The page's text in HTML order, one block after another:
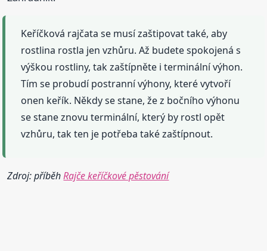
Keříčková rajčata se musí zaštipovat také, aby
rostlina rostla jen vzhůru. Až budete spokojená s
výškou rostliny, tak zaštípněte i terminální výhon.
Tím se probudí postranní výhony, které vytvoří
onen keřík. Někdy se stane, že z bočního výhonu
se stane znovu terminální, který by rostl opět
vzhůru, tak ten je potřeba také zaštípnout.
Zdroj: příběhRajče keříčkové pěstování